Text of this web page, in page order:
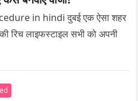
in hindi दुबई एक ऐसा शहर
रिच लाइफस्टाइल सभी को अपनी